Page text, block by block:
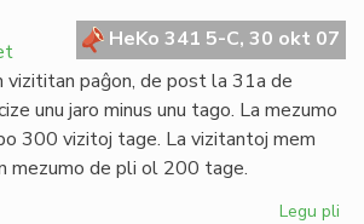
HeKo 341 5-C, 30 okt 07
vizititan paĝon, de post la 31a de
unu jaro minus unu tago. La mezumo
300 vizitoj tage. La vizitantoj mem
mezumo de pli ol 200 tage.
Legu pli